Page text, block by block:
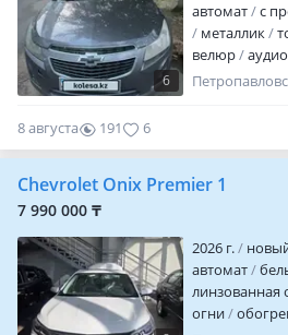
6
автомат
с
металлик
велюр
ГУР ABS
8 августа 191 6
Chevrolet Onix Premier 1
7 990 000 ₸
2026 г.
автомат
линзованная
огни